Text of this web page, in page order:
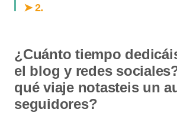
➤ 2.
¿Cuánto tiempo
el blog y redes
qué viaje notasteis un
seguidores?